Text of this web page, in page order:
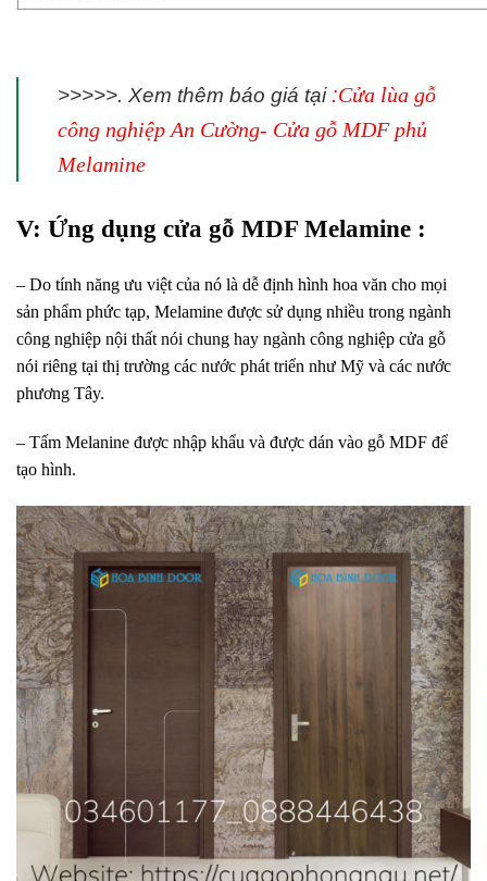
>>>>>. Xem thêm báo giá tại :Cửa lùa gỗ
công nghiệp An Cường- Cửa gỗ MDF phủ
Melamine
V: Ứng dụng cửa gỗ MDF Melamine :
– Do tính năng ưu việt của nó là dễ định hình hoa văn cho mọi
sản phẩm phức tạp, Melamine được sử dụng nhiều trong ngành
công nghiệp nội thất nói chung hay ngành công nghiệp cửa gỗ
nói riêng tại thị trường các nước phát triển như Mỹ và các nước
phương Tây.
– Tấm Melanine được nhập khẩu và được dán vào gỗ MDF để
tạo hình.